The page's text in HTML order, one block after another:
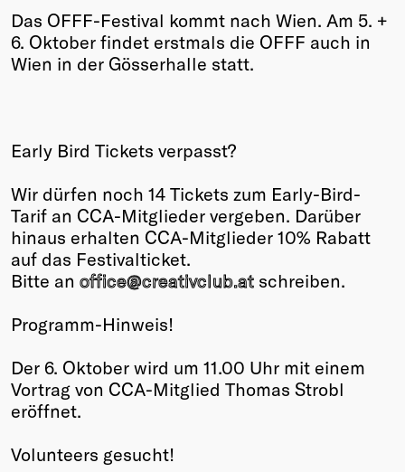
Members
Young Creatives
Friends of Creativity
Past
Das OFFF-Festival kommt nach Wien. Am 5. +
6. Oktober findet erstmals die OFFF auch in
Wien in der Gösserhalle statt.
Early Bird Tickets verpasst?
Wir dürfen noch 14 Tickets zum Early-Bird-
Tarif an CCA-Mitglieder vergeben. Darüber
hinaus erhalten CCA-Mitglieder 10% Rabatt
auf das Festivalticket.
Bitte an office@creativclub.at schreiben.
Programm-Hinweis!
Der 6. Oktober wird um 11.00 Uhr mit einem
Vortrag von CCA-Mitglied Thomas Strobl
eröffnet.
Volunteers gesucht!